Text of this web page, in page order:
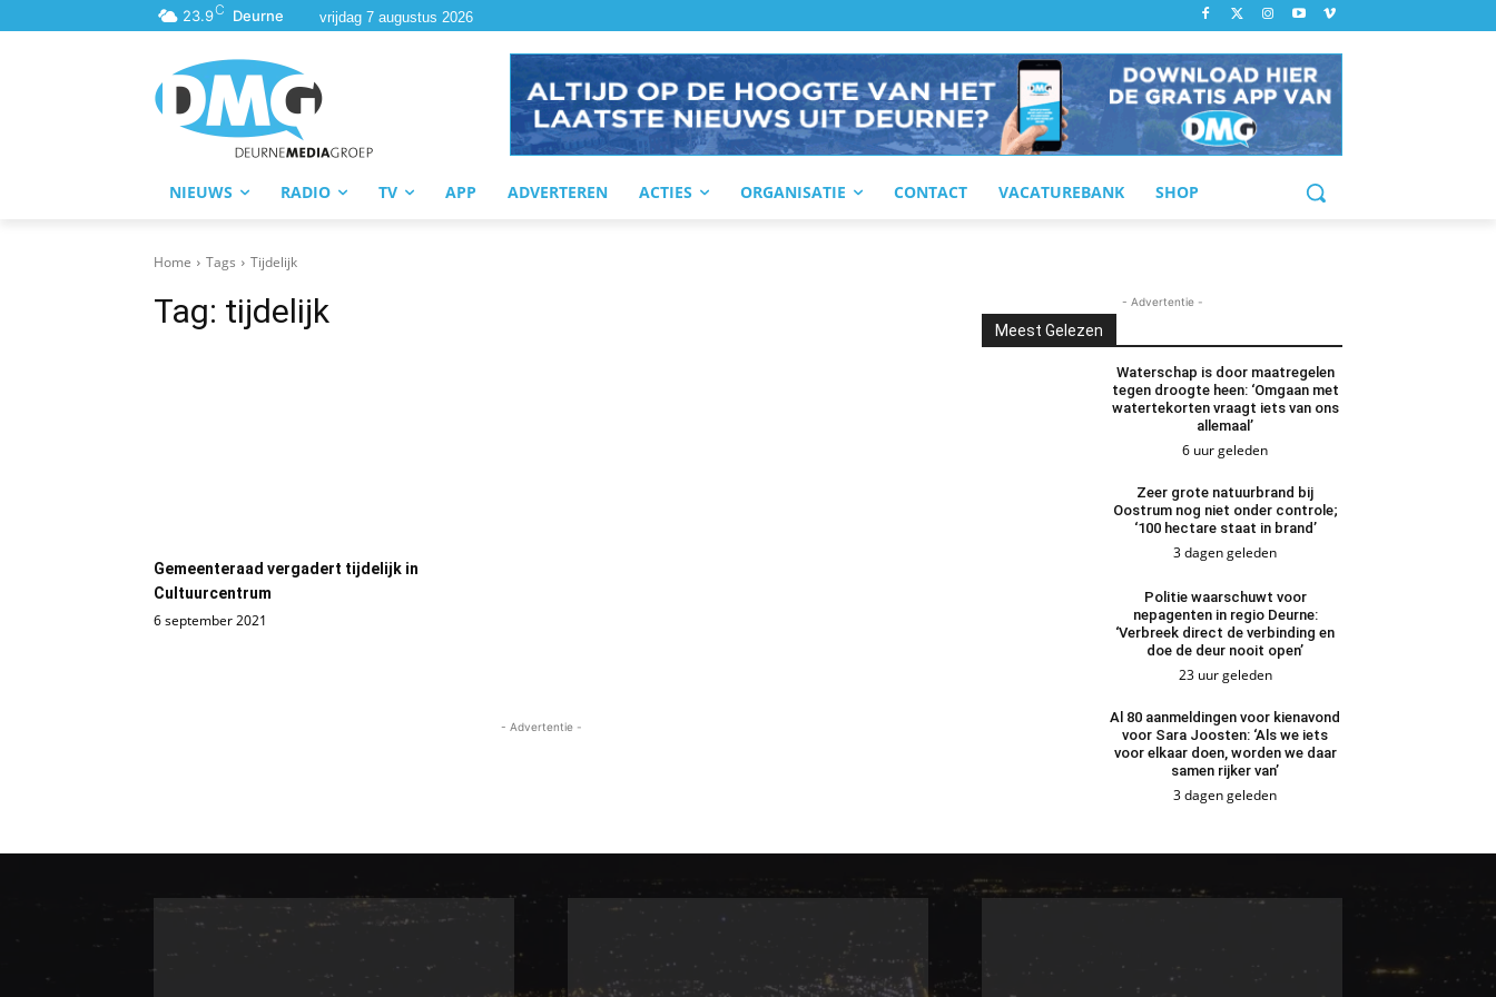
23.9C Deurne vrijdag 7 augustus 2026
NIEUWS RADIO TV APP ADVERTEREN ACTIES ORGANISATIE CONTACT VACATUREBANK SHOP
Home Tags Tijdelijk
Tag: tijdelijk
Gemeenteraad vergadert tijdelijk in
Cultuurcentrum
6 september 2021
- Advertentie -
- Advertentie -
Meest Gelezen
Waterschap is door maatregelen
tegen droogte heen: ‘Omgaan met
watertekorten vraagt iets van ons
allemaal’
6 uur geleden
Zeer grote natuurbrand bij
Oostrum nog niet onder controle;
‘100 hectare staat in brand’
3 dagen geleden
Politie waarschuwt voor
nepagenten in regio Deurne:
‘Verbreek direct de verbinding en
doe de deur nooit open’
23 uur geleden
Al 80 aanmeldingen voor kienavond
voor Sara Joosten: ‘Als we iets
voor elkaar doen, worden we daar
samen rijker van’
3 dagen geleden